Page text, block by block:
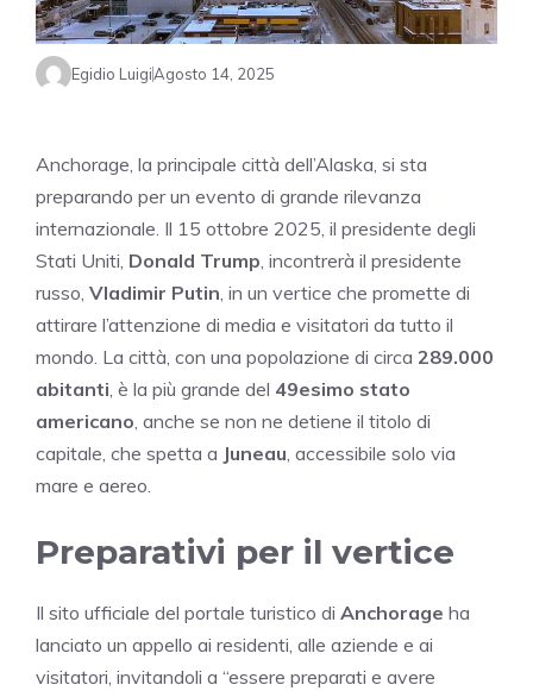
Egidio LuigiAgosto 14, 2025
Anchorage, la principale città dell’Alaska, si sta
preparando per un evento di grande rilevanza
internazionale. Il 15 ottobre 2025, il presidente degli
Stati Uniti, Donald Trump, incontrerà il presidente
russo, Vladimir Putin, in un vertice che promette di
attirare l’attenzione di media e visitatori da tutto il
mondo. La città, con una popolazione di circa 289.000
abitanti, è la più grande del 49esimo stato
americano, anche se non ne detiene il titolo di
capitale, che spetta a Juneau, accessibile solo via
mare e aereo.
Preparativi per il vertice
Il sito ufficiale del portale turistico di Anchorage ha
lanciato un appello ai residenti, alle aziende e ai
visitatori, invitandoli a “essere preparati e avere